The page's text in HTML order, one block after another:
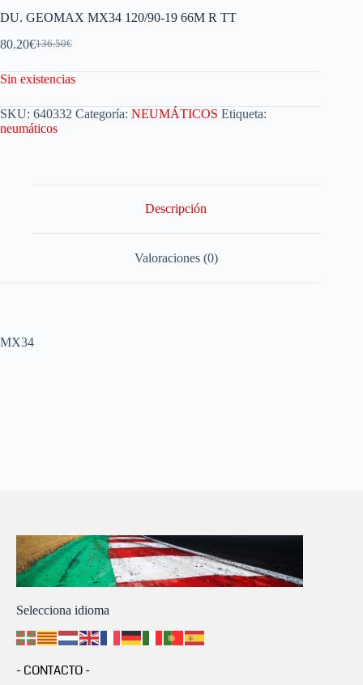
DU. GEOMAX MX34 120/90-19 66M R TT
136.50€
80.20€
Sin existencias
SKU: 640332 Categoría: NEUMÁTICOS Etiqueta:
neumáticos
Descripción
Valoraciones (0)
MX34
Selecciona idioma
- CONTACTO -